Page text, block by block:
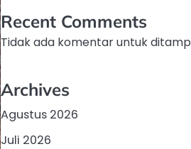
Recent Comments
Tidak ada komentar untuk
Archives
Agustus 2026
Juli 2026